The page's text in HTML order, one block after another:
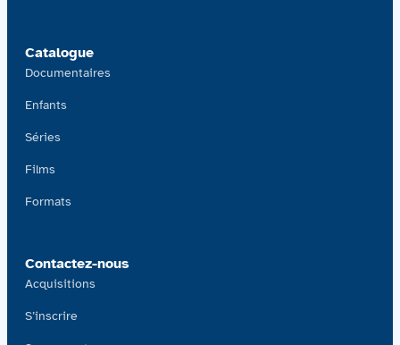
Catalogue
Documentaires
Enfants
Séries
Films
Formats
Contactez-nous
Acquisitions
S’inscrire